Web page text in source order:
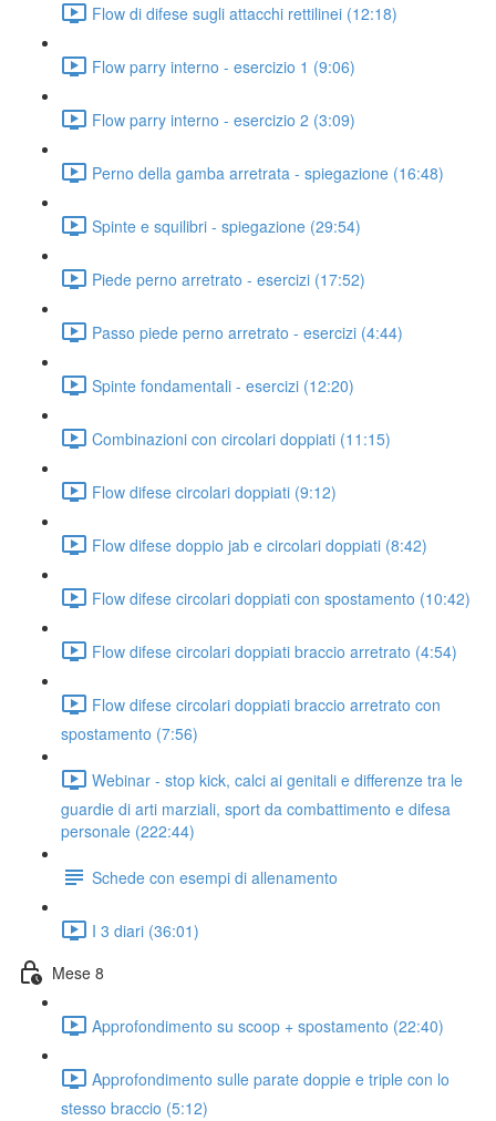
Flow di difese sugli attacchi rettilinei (12:18)
Flow parry interno - esercizio 1 (9:06)
Flow parry interno - esercizio 2 (3:09)
Perno della gamba arretrata - spiegazione (16:48)
Spinte e squilibri - spiegazione (29:54)
Piede perno arretrato - esercizi (17:52)
Passo piede perno arretrato - esercizi (4:44)
Spinte fondamentali - esercizi (12:20)
Combinazioni con circolari doppiati (11:15)
Flow difese circolari doppiati (9:12)
Flow difese doppio jab e circolari doppiati (8:42)
Flow difese circolari doppiati con spostamento (10:42)
Flow difese circolari doppiati braccio arretrato (4:54)
Flow difese circolari doppiati braccio arretrato con
spostamento (7:56)
Webinar - stop kick, calci ai genitali e differenze tra le
guardie di arti marziali, sport da combattimento e difesa
personale (222:44)
Schede con esempi di allenamento
I 3 diari (36:01)
Mese 8
Approfondimento su scoop + spostamento (22:40)
Approfondimento sulle parate doppie e triple con lo
stesso braccio (5:12)